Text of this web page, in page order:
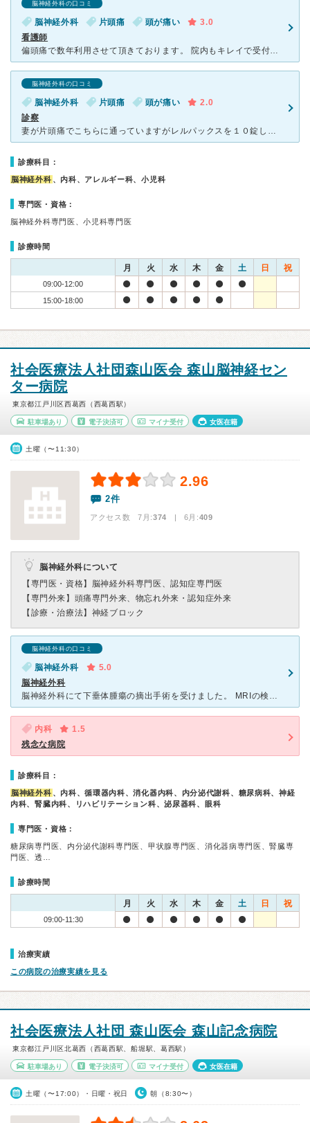
脳神経外科の口コミ
脳神経外科 片頭痛 頭が痛い
3.0
看護師
偏頭痛で数年利用させて頂きております。 院内もキレイで受付や先生も良く会計も早くとても良いです。 しかし残念なのことは看護師です。 今回も頭痛が酷く早く薬を貰って帰りたいと思い来院、 他の患者
脳神経外科の口コミ
脳神経外科 片頭痛 頭が痛い
2.0
診察
妻が片頭痛でこちらに通っていますがレルパックスを１０錠しかもらえません。 ほかのクリニックにも行ったことがありこちらは２０錠までもらえました。 ですがそちらは待ち時間が長い為、専門のむらか
診療科目：
脳神経外科 、内科、アレルギー科、小児科
専門医・資格：
脳神経外科専門医、小児科専門医
診療時間
月 火 水 木 金 土 日 祝
09:00-12:00
15:00-18:00
社会医療法人社団森山医会 森山脳神経セン
ター病院
東京都江戸川区西葛西（西葛西駅）
駐車場あり 電子決済可 マイナ受付 女医在籍
土曜（〜11:30）
2.96
2件
アクセス数 7月:374 | 6月:409
脳神経外科について
【専門医・資格】 脳神経外科専門医、認知症専門医
【専門外来】 頭痛専門外来、物忘れ外来・認知症外来
【診療・治療法】 神経ブロック
脳神経外科の口コミ
脳神経外科
5.0
脳神経外科
脳神経外科にて下垂体腫瘍の摘出手術を受けました。 MRIの検査を手術後も定期的に受けています。 こちらの病院は脳神経外科医の先生方が素晴らしいと地元でも有名で、安心して手術を決めました。 想定内
内科
1.5
残念な病院
診療科目：
脳神経外科 、内科、循環器内科、消化器内科、内分泌代謝科、糖尿病科、神経
内科、腎臓内科、リハビリテーション科、泌尿器科、眼科
専門医・資格：
糖尿病専門医、内分泌代謝科専門医、甲状腺専門医、消化器病専門医、腎臓専
門医、透…
診療時間
月 火 水 木 金 土 日 祝
09:00-11:30
治療実績
この病院の治療実績を見る
社会医療法人社団 森山医会 森山記念病院
東京都江戸川区北葛西（西葛西駅、船堀駅、葛西駅）
駐車場あり 電子決済可 マイナ受付 女医在籍
土曜（〜17:00）・日曜・祝日 朝（8:30〜）